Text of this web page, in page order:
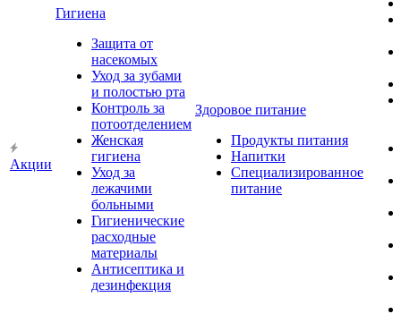
Акции
Гигиена
Защита от
насекомых
Уход за зубами
и полостью рта
Контроль за
потоотделением
Женская
гигиена
Уход за
лежачими
больными
Гигиенические
расходные
материалы
Антисептика и
дезинфекция
Здоровое питание
Продукты питания
Напитки
Специализированное
питание